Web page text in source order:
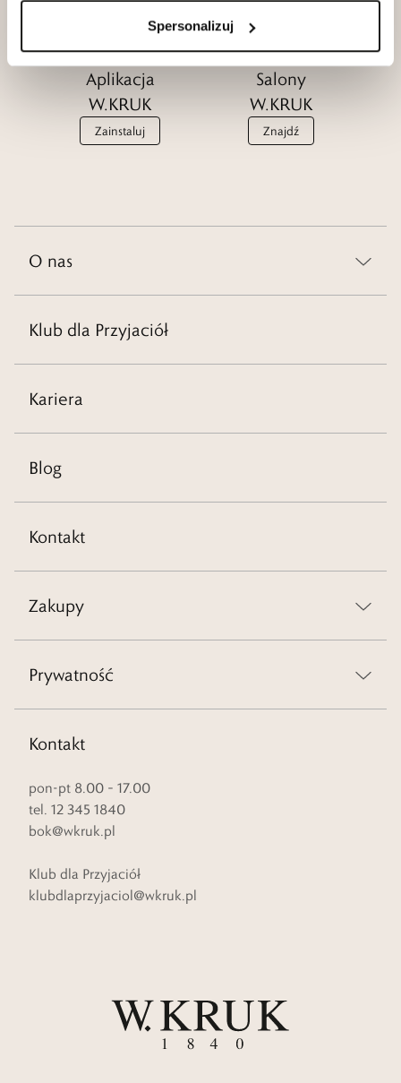
Spersonalizuj
Aplikacja
W.KRUK
Zainstaluj
Salony
W.KRUK
Znajdź
O nas
Klub dla Przyjaciół
Kariera
Blog
Kontakt
Zakupy
Prywatność
Kontakt
pon-pt 8.00 – 17.00
tel. 12 345 1840
bok@wkruk.pl
Klub dla Przyjaciół
klubdlaprzyjaciol@wkruk.pl